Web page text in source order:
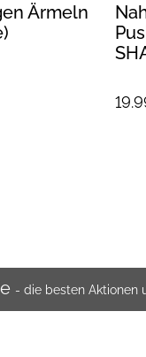
Ärmeln
- die besten Aktionen